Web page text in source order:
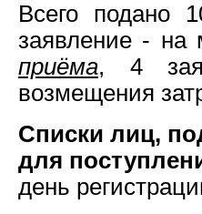
Всего подано
заявление - на
приёма, 4
возмещения
Списки лиц,
для
день